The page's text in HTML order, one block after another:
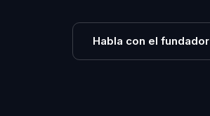
Habla con el fundador